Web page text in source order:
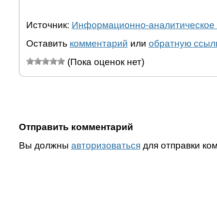
Источник: Информационно-аналитическое
Оставить комментарий или обратную
(Пока оценок нет)
Отправить комментарий
Вы должны авторизоваться для отправки